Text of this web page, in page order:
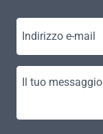
Indirizzo e-mail
Il tuo messaggio